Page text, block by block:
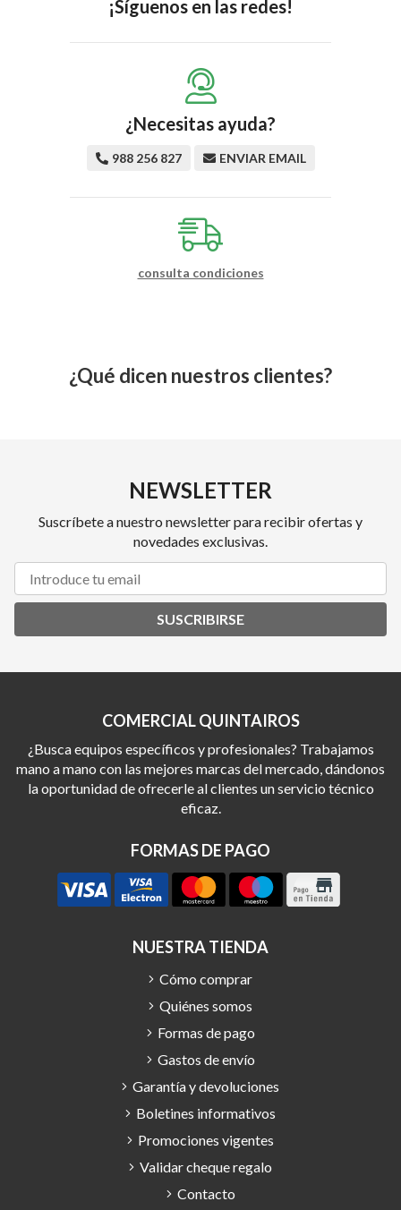
¡Síguenos en las redes!
¿Necesitas ayuda?
988 256 827 ENVIAR EMAIL
consulta condiciones
¿Qué dicen nuestros clientes?
NEWSLETTER
Suscríbete a nuestro newsletter para recibir ofertas y
novedades exclusivas.
SUSCRIBIRSE
COMERCIAL QUINTAIROS
¿Busca equipos específicos y profesionales? Trabajamos
mano a mano con las mejores marcas del mercado, dándonos
la oportunidad de ofrecerle al clientes un servicio técnico
eficaz.
FORMAS DE PAGO
NUESTRA TIENDA
Cómo comprar
Quiénes somos
Formas de pago
Gastos de envío
Garantía y devoluciones
Boletines informativos
Promociones vigentes
Validar cheque regalo
Contacto